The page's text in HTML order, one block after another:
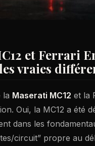
et Ferrari
vraies
la Maserati MC12 et la
Oui, la MC12 a été
dans les
circuit” propre au